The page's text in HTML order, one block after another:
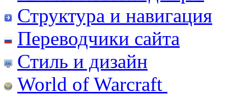
Структура и навигация
Переводчики сайта
Стиль и дизайн
World of Warcraft